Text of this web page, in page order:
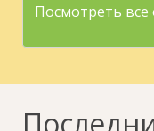
Посмотреть